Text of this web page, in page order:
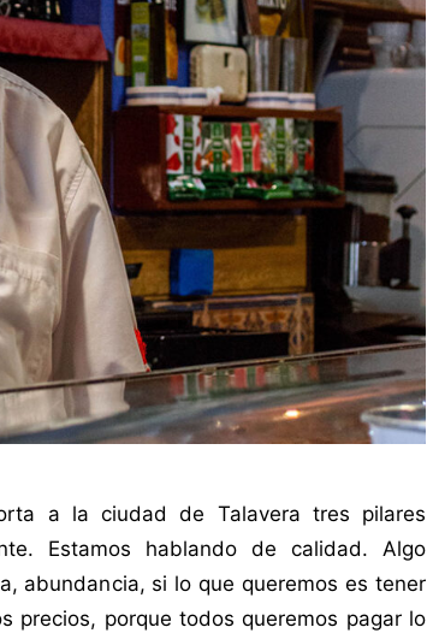
a la ciudad de Talavera tres pilares
Estamos hablando de calidad. Algo
abundancia, si lo que queremos es tener
precios, porque todos queremos pagar lo